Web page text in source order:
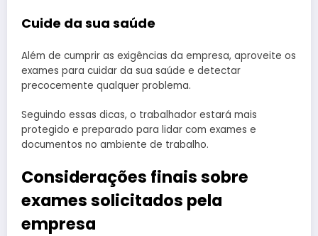
Cuide da sua saúde
Além de cumprir as exigências da empresa, aproveite os
exames para cuidar da sua saúde e detectar
precocemente qualquer problema.
Seguindo essas dicas, o trabalhador estará mais
protegido e preparado para lidar com exames e
documentos no ambiente de trabalho.
Considerações finais sobre
exames solicitados pela
empresa